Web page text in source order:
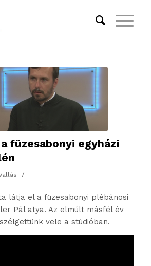
füzesabonyi egyházi
/
látja el a füzesabonyi plébánosi
Pál atya. Az elmúlt másfél év
vele a stúdióban.